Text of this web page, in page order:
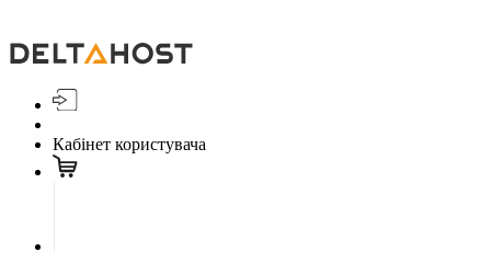
Кабінет користувача